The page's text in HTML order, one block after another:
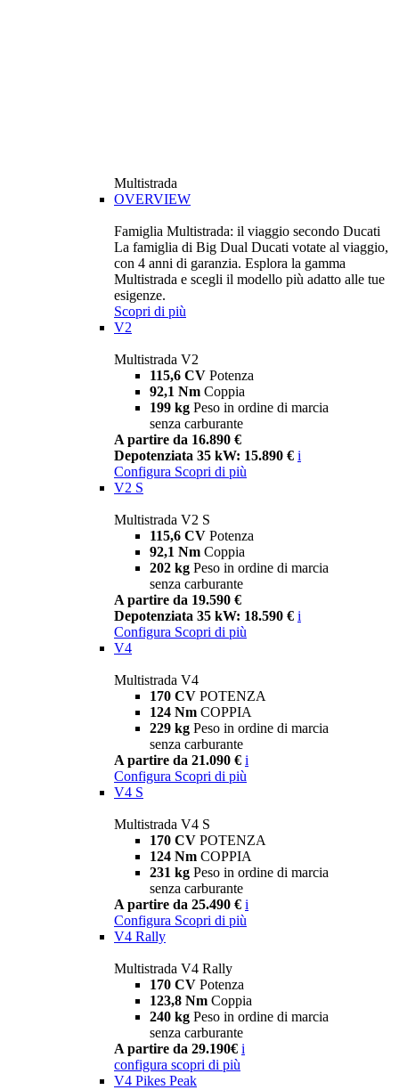
Multistrada
OVERVIEW
Famiglia Multistrada: il viaggio secondo Ducati
La famiglia di Big Dual Ducati votate al viaggio,
con 4 anni di garanzia. Esplora la gamma
Multistrada e scegli il modello più adatto alle tue
esigenze.
Scopri di più
V2
Multistrada V2
115,6 CV Potenza
92,1 Nm Coppia
199 kg Peso in ordine di marcia
senza carburante
A partire da 16.890 €
Depotenziata 35 kW: 15.890 € i
Configura Scopri di più
V2 S
Multistrada V2 S
115,6 CV Potenza
92,1 Nm Coppia
202 kg Peso in ordine di marcia
senza carburante
A partire da 19.590 €
Depotenziata 35 kW: 18.590 € i
Configura Scopri di più
V4
Multistrada V4
170 CV POTENZA
124 Nm COPPIA
229 kg Peso in ordine di marcia
senza carburante
A partire da 21.090 € i
Configura Scopri di più
V4 S
Multistrada V4 S
170 CV POTENZA
124 Nm COPPIA
231 kg Peso in ordine di marcia
senza carburante
A partire da 25.490 € i
Configura Scopri di più
V4 Rally
Multistrada V4 Rally
170 CV Potenza
123,8 Nm Coppia
240 kg Peso in ordine di marcia
senza carburante
A partire da 29.190€ i
configura scopri di più
V4 Pikes Peak